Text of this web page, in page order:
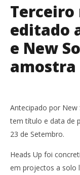
editado
e New
amostra
Antecipado por New
tem título e data de
23 de Setembro.
Heads Up foi
em projectos a solo